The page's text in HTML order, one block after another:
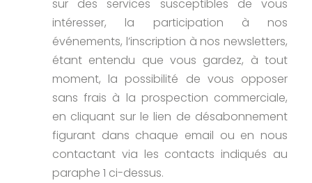
sur des services susceptibles de vous
intéresser, la participation à nos
événements, l’inscription à nos newsletters,
étant entendu que vous gardez, à tout
moment, la possibilité de vous opposer
sans frais à la prospection commerciale,
en cliquant sur le lien de désabonnement
figurant dans chaque email ou en nous
contactant via les contacts indiqués au
paraphe 1 ci-dessus.